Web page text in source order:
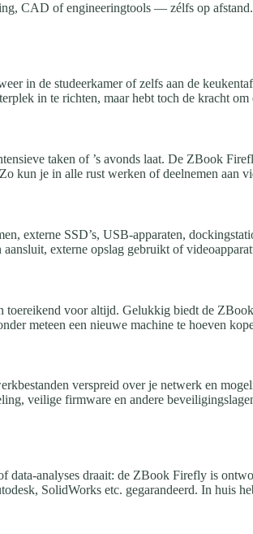
CAD of engineeringtools — zélfs op
in de studeerkamer of zelfs aan de
in te richten, maar hebt toch de kracht
taken of ’s avonds laat. De ZBook
kun je in alle rust werken of deelnemen aan
externe SSD’s, USB-apparaten,
externe opslag gebruikt of
toereikend voor altijd. Gelukkig biedt de
meteen een nieuwe machine te hoeven
verspreid over je netwerk en
veilige firmware en andere
analyses draait: de ZBook Firefly is
SolidWorks etc. gegarandeerd. In huis